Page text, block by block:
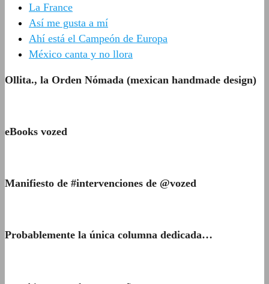
La France
Así me gusta a mí
Ahí está el Campeón de Europa
México canta y no llora
Ollita., la Orden Nómada (mexican handmade design)
eBooks vozed
Manifiesto de #intervenciones de @vozed
Probablemente la única columna dedicada…